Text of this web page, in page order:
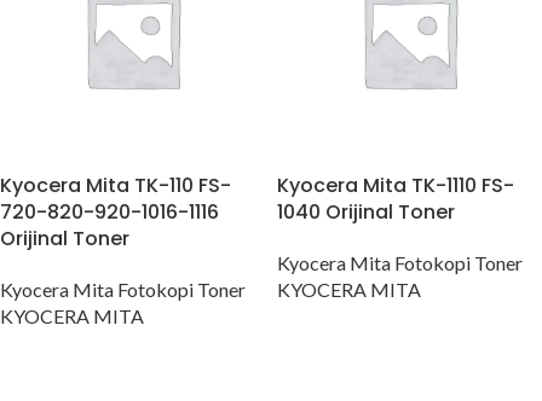
Kyocera Mita TK-110 FS-
720-820-920-1016-1116
Orijinal Toner
Kyocera Mita Fotokopi Toner
KYOCERA MITA
Kyocera Mita TK-1110 FS-
1040 Orijinal Toner
Kyocera Mita Fotokopi Toner
KYOCERA MITA